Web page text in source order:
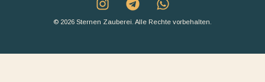
© 2026 Sternen Zauberei. Alle Rechte vorbehalten.